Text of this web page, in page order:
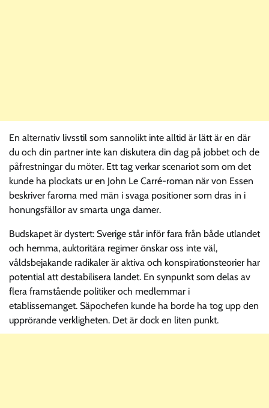
En alternativ livsstil som sannolikt inte alltid är lätt är en där
du och din partner inte kan diskutera din dag på jobbet och de
påfrestningar du möter. Ett tag verkar scenariot som om det
kunde ha plockats ur en John Le Carré-roman när von Essen
beskriver farorna med män i svaga positioner som dras in i
honungsfällor av smarta unga damer.
Budskapet är dystert: Sverige står inför fara från både utlandet
och hemma, auktoritära regimer önskar oss inte väl,
våldsbejakande radikaler är aktiva och konspirationsteorier har
potential att destabilisera landet. En synpunkt som delas av
flera framstående politiker och medlemmar i
etablissemanget. Säpochefen kunde ha borde ha tog upp den
upprörande verkligheten. Det är dock en liten punkt.